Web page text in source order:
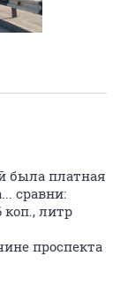
была платная
сравни:
коп., литр
проспекта